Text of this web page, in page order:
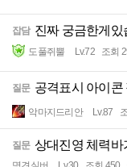
잡담 진짜 궁금한게있
도풀쥐뿔 Lv.72 조회
질문 공격표시 아이콘
악마지드리안 Lv.87
질문 상대진영 체력바